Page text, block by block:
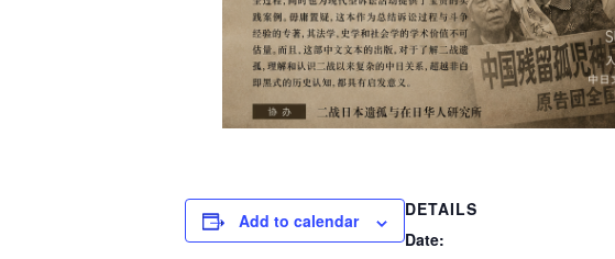
Add to calendar
DETAILS
Date: